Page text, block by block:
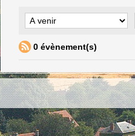
0 évènement(s)